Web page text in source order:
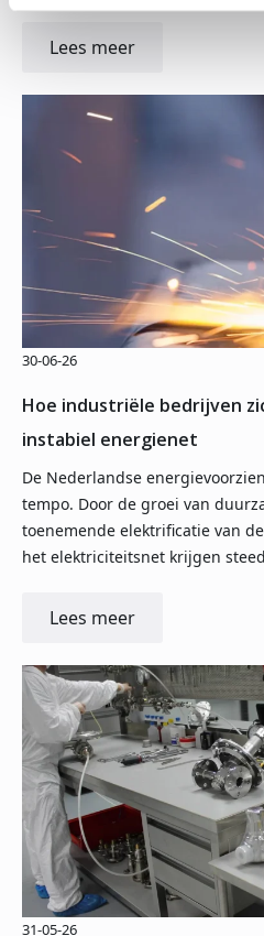
Lees meer
Hoe industriële bedrijven
instabiel energienet
30-06-26
De Nederlandse
tempo. Door de groei van
toenemende elektrificatie van
het elektriciteitsnet krijgen
Lees meer
31-05-26